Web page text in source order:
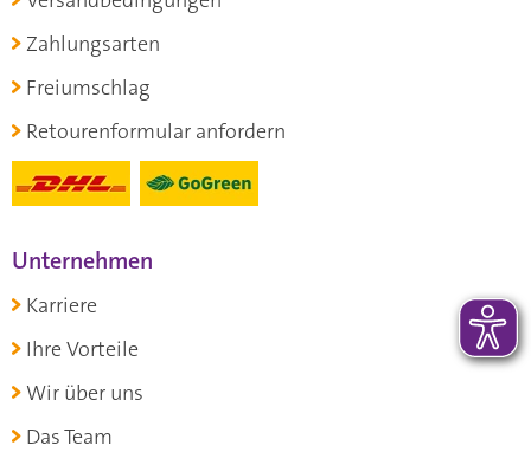
Zahlungsarten
Freiumschlag
Retourenformular anfordern
Unternehmen
Karriere
Ihre Vorteile
Wir über uns
Das Team